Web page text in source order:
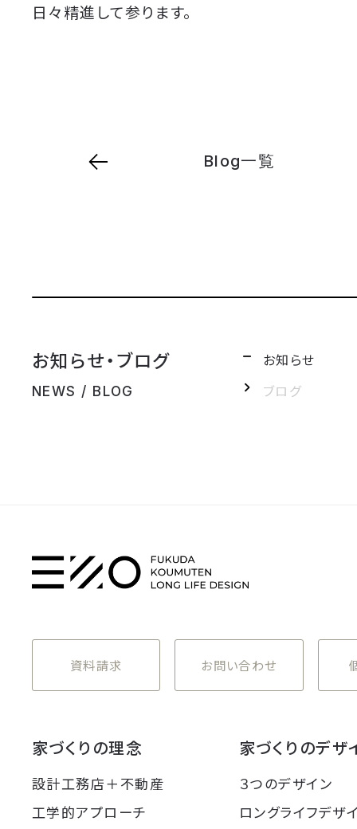
日々精進して参ります。
Blog一覧
お知らせ・ブログ
NEWS / BLOG
お知らせ
ブログ
資料請求 お問い合わせ
家づくりの理念
設計工務店＋不動産
工学的アプローチ
家づくりのデザ
３つのデザイン
ロングライフデザ